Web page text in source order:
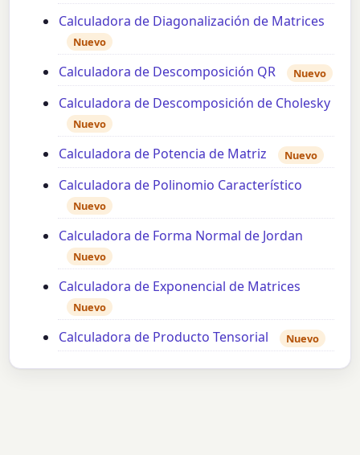
Calculadora de Diagonalización de Matrices
Nuevo
Calculadora de Descomposición QR Nuevo
Calculadora de Descomposición de Cholesky
Nuevo
Calculadora de Potencia de Matriz Nuevo
Calculadora de Polinomio Característico
Nuevo
Calculadora de Forma Normal de Jordan
Nuevo
Calculadora de Exponencial de Matrices
Nuevo
Calculadora de Producto Tensorial Nuevo